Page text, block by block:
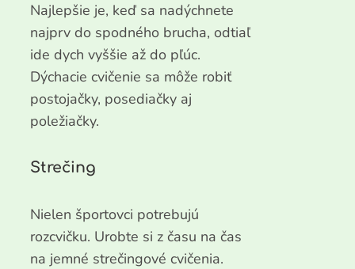
Najlepšie je, keď sa nadýchnete
najprv do spodného brucha, odtiaľ
ide dych vyššie až do pľúc.
Dýchacie cvičenie sa môže robiť
postojačky, posediačky aj
poležiačky.
Strečing
Nielen športovci potrebujú
rozcvičku. Urobte si z času na čas
na jemné strečingové cvičenia.